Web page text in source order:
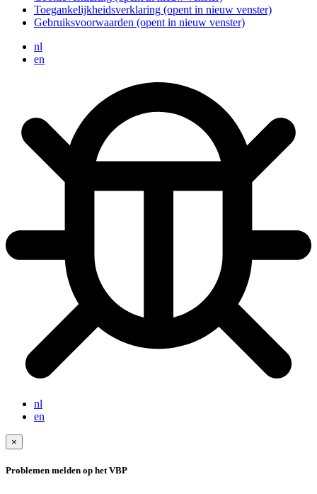
Toegankelijkheidsverklaring (opent in nieuw venster)
Gebruiksvoorwaarden (opent in nieuw venster)
nl
en
nl
en
×
Problemen melden op het VBP